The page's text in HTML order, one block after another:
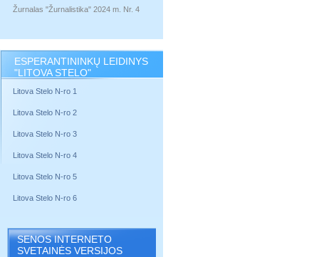
Žurnalas "Žurnalistika" 2024 m. Nr. 4
ESPERANTININKŲ LEIDINYS
"LITOVA STELO"
Litova Stelo N-ro 1
Litova Stelo N-ro 2
Litova Stelo N-ro 3
Litova Stelo N-ro 4
Litova Stelo N-ro 5
Litova Stelo N-ro 6
SENOS INTERNETO
SVETAINĖS VERSIJOS